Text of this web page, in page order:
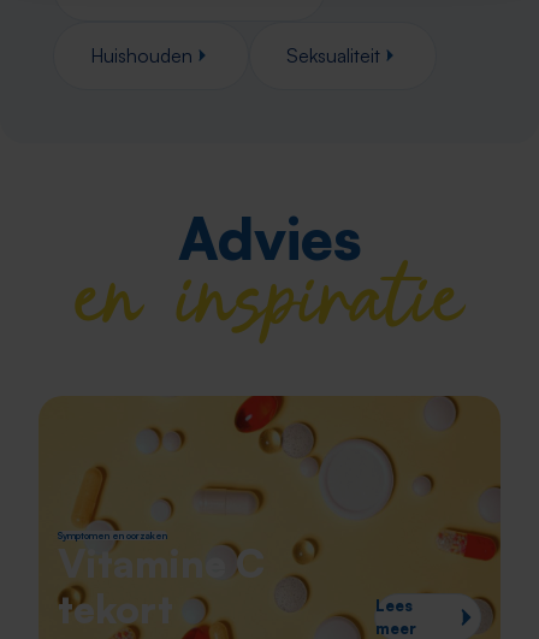
Huishouden Seksualiteit
Advies
en inspiratie
Symptomen en oorzaken
Vitamine C
tekort
Lees
meer